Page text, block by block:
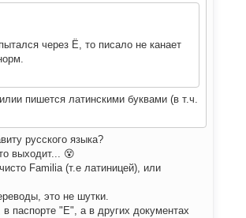
через Ё, то писало не канает
пишется латинскими буквами (в т.ч.
русского языка?
выходит... 😵
Familia (т.е латиницей), или
это не шутки.
паспорте "Е", а в других документах